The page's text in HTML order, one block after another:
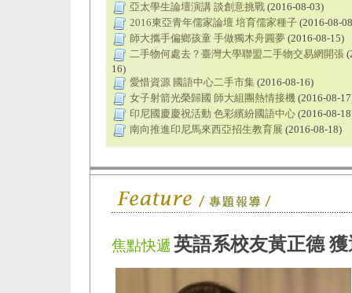
亞太學生論壇演講 談創意挑戰 (2016-08-03)
2016東亞青年儒家論壇 培育儒家種子 (2016-08-
師大攜手偏鄉孩童 手做獨木舟圓夢 (2016-08-15)
二手物何處去？臺灣大學聯盟二手物交易網開張
16)
愛惜資源 國語中心二手市集 (2016-08-16)
女子射箭光榮歸國 師大組團熱情接機 (2016-08-
印尼國慶慶祝活動 色彩繽紛國語中心 (2016-08-
南向推進印尼馬來西亞招生教育展 (2016-08-18)
焦點快遞 英語系校友黃正德